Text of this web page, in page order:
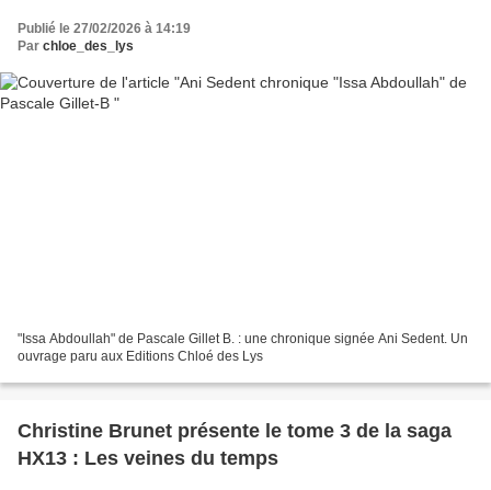
Publié le 27/02/2026 à 14:19
Par chloe_des_lys
"Issa Abdoullah" de Pascale Gillet B. : une chronique signée Ani Sedent. Un
ouvrage paru aux Editions Chloé des Lys
Christine Brunet présente le tome 3 de la saga
HX13 : Les veines du temps